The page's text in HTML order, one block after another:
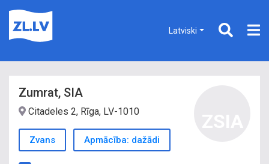
Latviski
Zumrat, SIA
Citadeles 2, Rīga, LV-1010
Zvans Apmācība: dažādi